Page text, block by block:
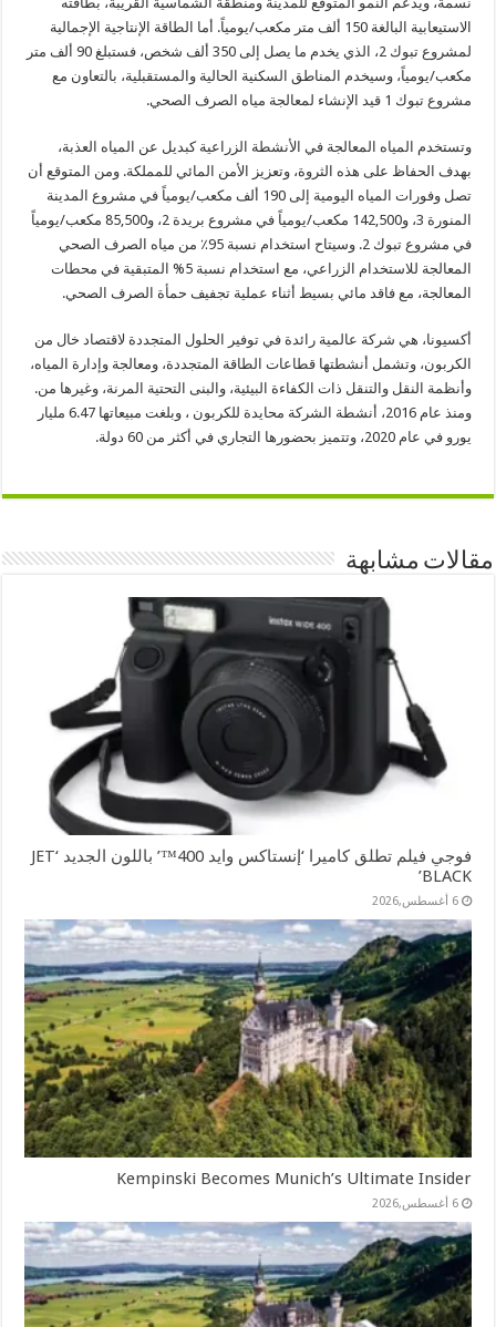
الاستيعابية البالغة 150 ألف متر مكعب/يومياً. أما الطاقة الإنتاجية الإجمالية
لمشروع تبوك 2، الذي يخدم ما يصل إلى 350 ألف شخص، فستبلغ 90 ألف متر
مكعب/يومياً، وسيخدم المناطق السكنية الحالية والمستقبلية، بالتعاون مع
مشروع تبوك 1 قيد الإنشاء لمعالجة مياه الصرف الصحي.
وتستخدم المياه المعالجة في الأنشطة الزراعية كبديل عن المياه العذبة،
بهدف الحفاظ على هذه الثروة، وتعزيز الأمن المائي للمملكة. ومن المتوقع أن
تصل وفورات المياه اليومية إلى 190 ألف مكعب/يومياً في مشروع المدينة
المنورة 3، و142,500 مكعب/يومياً في مشروع بريدة 2، و85,500 مكعب/يومياً
في مشروع تبوك 2. وسيتاح استخدام نسبة 95٪ من مياه الصرف الصحي
المعالجة للاستخدام الزراعي، مع استخدام نسبة 5% المتبقية في محطات
المعالجة، مع فاقد مائي بسيط أثناء عملية تجفيف حمأة الصرف الصحي.
أكسيونا، هي شركة عالمية رائدة في توفير الحلول المتجددة لاقتصاد خال من
الكربون، وتشمل أنشطتها قطاعات الطاقة المتجددة، ومعالجة وإدارة المياه،
وأنظمة النقل والتنقل ذات الكفاءة البيئية، والبنى التحتية المرنة، وغيرها من.
ومنذ عام 2016، أنشطة الشركة محايدة للكربون ، وبلغت مبيعاتها 6.47 مليار
يورو في عام 2020، وتتميز بحضورها التجاري في أكثر من 60 دولة.
مقالات مشابهة
فوجي فيلم تطلق كاميرا ‘إنستاكس وايد 400™’ باللون الجديد ‘JET
BLACK’
6 أغسطس,2026
Kempinski Becomes Munich’s Ultimate Insider
6 أغسطس,2026